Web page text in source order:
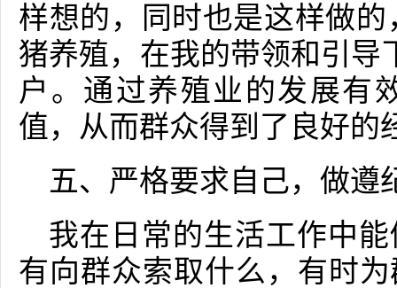
样想的，同时也是这样做
猪养殖，在我的带领和引导
户。通过养殖业的发展有
值，从而群众得到了良好的
五、严格要求自己，做遵
我在日常的生活工作中
有向群众索取什么，有时